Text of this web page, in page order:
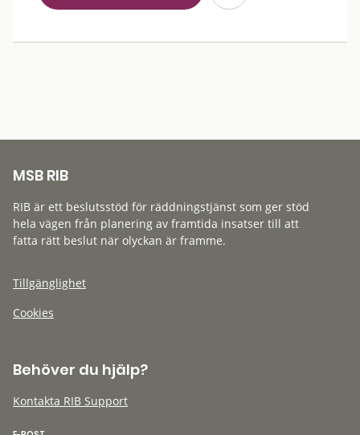
MSB RIB
RIB är ett beslutsstöd för räddningstjänst som ger stöd
hela vägen från planering av framtida insatser till att
fatta rätt beslut när olyckan är framme.
Tillgänglighet
Cookies
Behöver du hjälp?
Kontakta RIB Support